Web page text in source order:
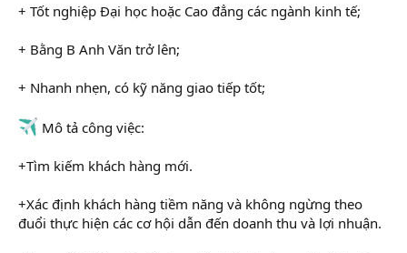
+ Tốt nghiệp Đại học hoặc Cao đẳng các ngành kinh tế;
+ Bằng B Anh Văn trở lên;
+ Nhanh nhẹn, có kỹ năng giao tiếp tốt;
Mô tả công việc:
+Tìm kiếm khách hàng mới.
+Xác định khách hàng tiềm năng và không ngừng theo
đuổi thực hiện các cơ hội dẫn đến doanh thu và lợi nhuận.